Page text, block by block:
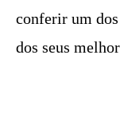
conferir um
dos seus